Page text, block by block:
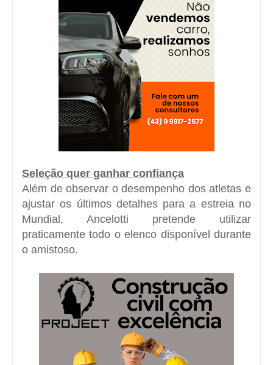
Seleção quer ganhar confiança
Além de observar o desempenho dos atletas e
ajustar os últimos detalhes para a estreia no
Mundial, Ancelotti pretende utilizar
praticamente todo o elenco disponível durante
o amistoso.